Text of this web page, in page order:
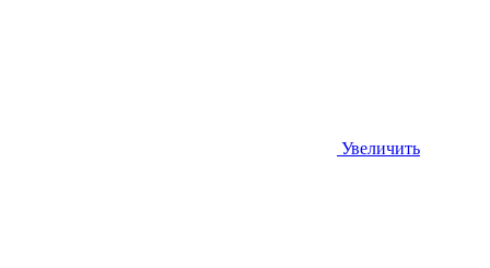
Увеличить